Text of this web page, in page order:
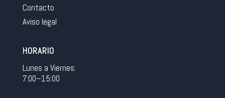
Contacto
Aviso legal
HORARIO
Lunes a Viernes:
7:00–15:00